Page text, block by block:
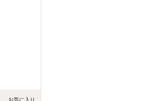
お気に入り